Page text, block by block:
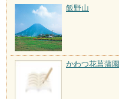
飯野山
かわつ花菖蒲園